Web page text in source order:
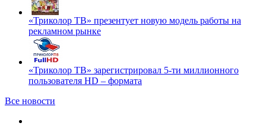
«Триколор ТВ» презентует новую модель работы на
рекламном рынке
«Триколор ТВ» зарегистрировал 5-ти миллионного
пользователя HD – формата
Все новости